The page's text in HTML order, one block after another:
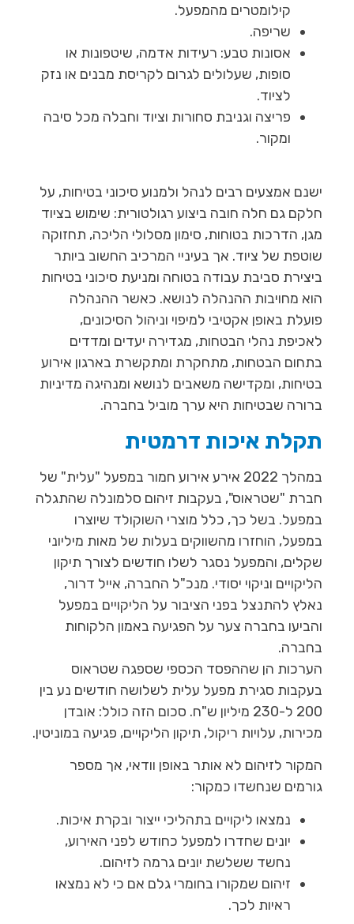
קילומטרים מהמפעל.
שריפה.
אסונות טבע: רעידות אדמה, שיטפונות או
סופות, שעלולים לגרום לקריסת מבנים או נזק
לציוד.
פריצה וגניבת סחורות וציוד וחבלה מכל סיבה
ומקור.
ישנם אמצעים רבים לנהל ולמנוע סיכוני בטיחות, על
חלקם גם חלה חובה ביצוע רגולטורית: שימוש בציוד
מגן, הדרכות בטוחות, סימון מסלולי הליכה, תחזוקה
שוטפת של ציוד. אך בעיניי המרכיב החשוב ביותר
ביצירת סביבת עבודה בטוחה ומניעת סיכוני בטיחות
הוא מחויבות ההנהלה לנושא. כאשר ההנהלה
פועלת באופן אקטיבי למיפוי וניהול הסיכונים,
לאכיפת נהלי הבטחות, מגדירה יעדים ומדדים
בתחום הבטחות, מתחקרת ומתקשרת בארגון אירוע
בטיחות, ומקדישה משאבים לנושא ומנהיגה מדיניות
ברורה שבטיחות היא ערך מוביל בחברה.
תקלת איכות דרמטית
במהלך 2022 אירע אירוע חמור במפעל "עלית" של
חברת "שטראוס", בעקבות זיהום סלמונלה שהתגלה
במפעל. בשל כך, כלל מוצרי השוקולד שיוצרו
במפעל, הוחזרו מהשווקים בעלות של מאות מיליוני
שקלים, והמפעל נסגר לשלו חודשים לצורך תיקון
הליקויים וניקוי יסודי. מנכ"ל החברה, אייל דרור,
נאלץ להתנצל בפני הציבור על הליקויים במפעל
והביעו בחברה צער על הפגיעה באמון הלקוחות
בחברה.
הערכות הן שההפסד הכספי שספגה שטראוס
בעקבות סגירת מפעל עלית לשלושה חודשים נע בין
200 ל-230 מיליון ש"ח. סכום הזה כולל:
אובדן
מכירות, עלויות ריקול, תיקון הליקויים, פגיעה במוניטין.
המקור לזיהום לא אותר באופן וודאי, אך מספר
גורמים שנחשדו כמקור:
נמצאו ליקויים בתהליכי ייצור ובקרת איכות.
יונים שחדרו למפעל כחודש לפני האירוע,
נחשד ששלשת יונים גרמה לזיהום.
זיהום שמקורו בחומרי גלם אם כי לא נמצאו
ראיות לכך.